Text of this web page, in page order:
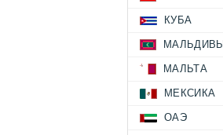
КУБА
МАЛЬДИВЫ
МАЛЬТА
МЕКСИКА
ОАЭ